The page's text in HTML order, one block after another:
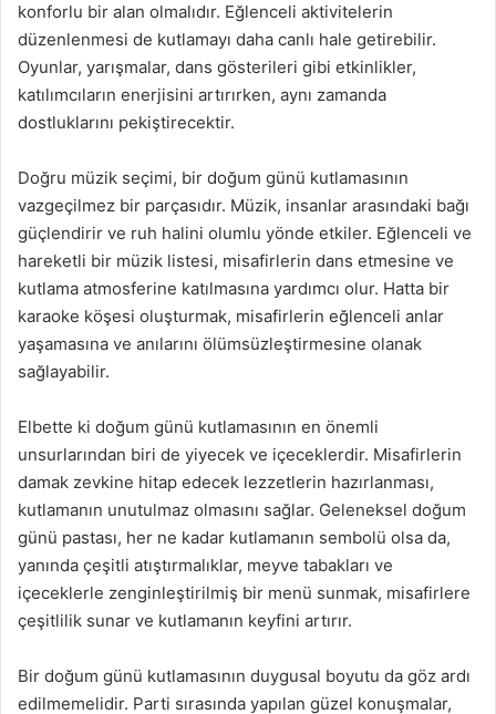
konforlu bir alan olmalıdır. Eğlenceli aktivitelerin
düzenlenmesi de kutlamayı daha canlı hale getirebilir.
Oyunlar, yarışmalar, dans gösterileri gibi etkinlikler,
katılımcıların enerjisini artırırken, aynı zamanda
dostluklarını pekiştirecektir.
Doğru müzik seçimi, bir doğum günü kutlamasının
vazgeçilmez bir parçasıdır. Müzik, insanlar arasındaki bağı
güçlendirir ve ruh halini olumlu yönde etkiler. Eğlenceli ve
hareketli bir müzik listesi, misafirlerin dans etmesine ve
kutlama atmosferine katılmasına yardımcı olur. Hatta bir
karaoke köşesi oluşturmak, misafirlerin eğlenceli anlar
yaşamasına ve anılarını ölümsüzleştirmesine olanak
sağlayabilir.
Elbette ki doğum günü kutlamasının en önemli
unsurlarından biri de yiyecek ve içeceklerdir. Misafirlerin
damak zevkine hitap edecek lezzetlerin hazırlanması,
kutlamanın unutulmaz olmasını sağlar. Geleneksel doğum
günü pastası, her ne kadar kutlamanın sembolü olsa da,
yanında çeşitli atıştırmalıklar, meyve tabakları ve
içeceklerle zenginleştirilmiş bir menü sunmak, misafirlere
çeşitlilik sunar ve kutlamanın keyfini artırır.
Bir doğum günü kutlamasının duygusal boyutu da göz ardı
edilmemelidir. Parti sırasında yapılan güzel konuşmalar,